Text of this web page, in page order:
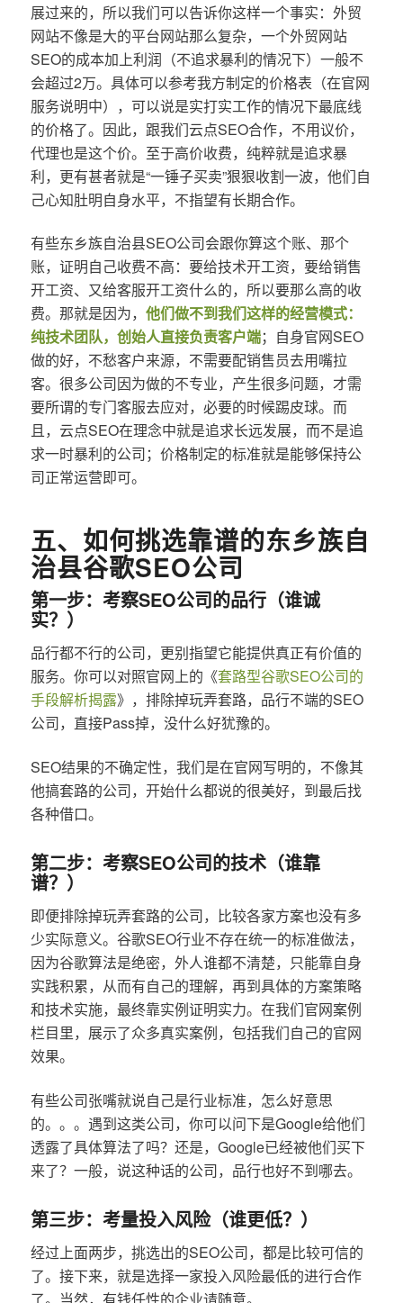
展过来的，所以我们可以告诉你这样一个事实：外贸
网站不像是大的平台网站那么复杂，一个外贸网站
SEO的成本加上利润（不追求暴利的情况下）一般不
会超过2万。具体可以参考我方制定的价格表（在官网
服务说明中），可以说是实打实工作的情况下最底线
的价格了。因此，跟我们云点SEO合作，不用议价，
代理也是这个价。至于高价收费，纯粹就是追求暴
利，更有甚者就是“一锤子买卖”狠狠收割一波，他们自
己心知肚明自身水平，不指望有长期合作。
有些东乡族自治县SEO公司会跟你算这个账、那个
账，证明自己收费不高：要给技术开工资，要给销售
开工资、又给客服开工资什么的，所以要那么高的收
费。那就是因为， 他们做不到我们这样的经营模式：
纯技术团队，创始人直接负责客户端；自身官网SEO
做的好，不愁客户来源，不需要配销售员去用嘴拉
客。很多公司因为做的不专业，产生很多问题，才需
要所谓的专门客服去应对，必要的时候踢皮球。而
且，云点SEO在理念中就是追求长远发展，而不是追
求一时暴利的公司；价格制定的标准就是能够保持公
司正常运营即可。
五、如何挑选靠谱的东乡族自
治县谷歌SEO公司
第一步：考察SEO公司的品行（谁诚
实？）
品行都不行的公司，更别指望它能提供真正有价值的
服务。你可以对照官网上的《套路型谷歌SEO公司的
手段解析揭露》，排除掉玩弄套路，品行不端的SEO
公司，直接Pass掉，没什么好犹豫的。
SEO结果的不确定性，我们是在官网写明的，不像其
他搞套路的公司，开始什么都说的很美好，到最后找
各种借口。
第二步：考察SEO公司的技术（谁靠
谱？）
即便排除掉玩弄套路的公司，比较各家方案也没有多
少实际意义。谷歌SEO行业不存在统一的标准做法，
因为谷歌算法是绝密，外人谁都不清楚，只能靠自身
实践积累，从而有自己的理解，再到具体的方案策略
和技术实施，最终靠实例证明实力。在我们官网案例
栏目里，展示了众多真实案例，包括我们自己的官网
效果。
有些公司张嘴就说自己是行业标准，怎么好意思
的。。。遇到这类公司，你可以问下是Google给他们
透露了具体算法了吗？还是，Google已经被他们买下
来了？一般，说这种话的公司，品行也好不到哪去。
第三步：考量投入风险（谁更低？）
经过上面两步，挑选出的SEO公司，都是比较可信的
了。接下来，就是选择一家投入风险最低的进行合作